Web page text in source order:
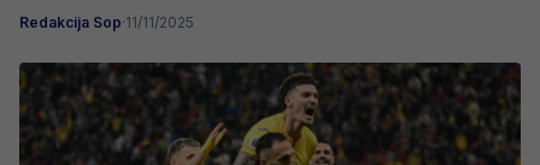
Redakcija Sop·11/11/2025